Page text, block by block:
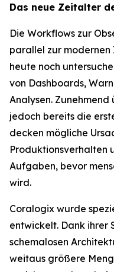
Das neue Zeitalter
Die Workflows zur
parallel zur
heute noch
von Dashboards,
Analysen.
jedoch bereits die
decken mögliche
Produktionsverhalten
Aufgaben, bevor
wird.
Coralogix wurde
entwickelt. Dank ihrer
schemalosen
weitaus größere